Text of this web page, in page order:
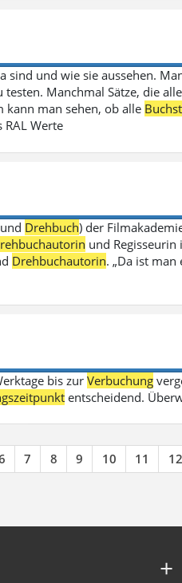
sind und wie sie aussehen.
testen. Manchmal Sätze, die
man sehen, ob alle
RAL Werte
Drehbuch) der
und
Drehbuchautorin. „Da ist
bis zurVerbuchung
entscheidend.
7 8 9 10 11 12